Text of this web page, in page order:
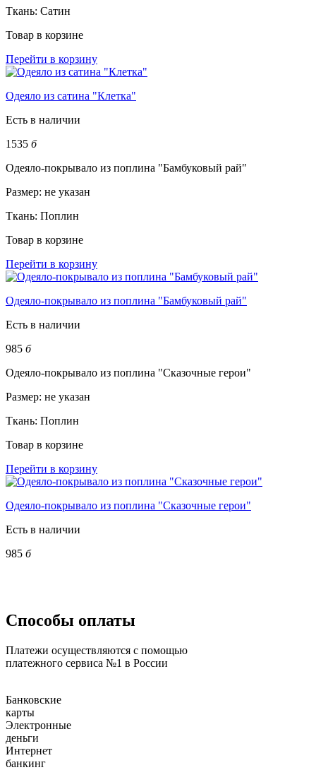
Ткань: Сатин
Товар в корзине
Перейти в корзину
Одеяло из сатина "Клетка"
Есть в наличии
1535 б
Одеяло-покрывало из поплина "Бамбуковый рай"
Размер: не указан
Ткань: Поплин
Товар в корзине
Перейти в корзину
Одеяло-покрывало из поплина "Бамбуковый рай"
Есть в наличии
985 б
Одеяло-покрывало из поплина "Сказочные герои"
Размер: не указан
Ткань: Поплин
Товар в корзине
Перейти в корзину
Одеяло-покрывало из поплина "Сказочные герои"
Есть в наличии
985 б
Способы оплаты
Платежи осуществляются с помощью
платежного сервиса №1 в России
Банковские
карты
Электронные
деньги
Интернет
банкинг